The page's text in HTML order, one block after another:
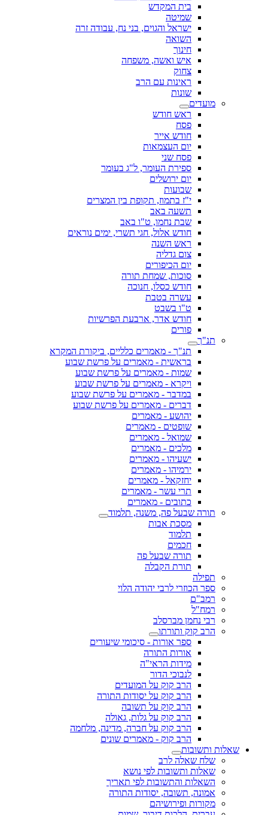
בית המקדש
שמיטה
ישראל והגוים, בני נח, עבודה זרה
השואה
חינוך
איש ואשה, משפחה
צחוק
ראינות עם הרב
שונות
מועדים
ראש חודש
פסח
חודש אייר
יום העצמאות
פסח שני
ספירת העומר, ל"ג בעומר
יום ירושלים
שבועות
י"ז בתמוז, תקופת בין המצרים
תשעה באב
שבת נחמו, ט"ו באב
חודש אלול, חגי תשרי, ימים נוראים
ראש השנה
צום גדליה
יום הכיפורים
סוכות, שמחת תורה
חודש כסלו, חנוכה
עשרה בטבת
ט"ו בשבט
חודש אדר, ארבעת הפרשיות
פורים
תנ"ך
תנ"ך - מאמרים כלליים, ביקורת המקרא
בראשית - מאמרים על פרשת שבוע
שמות - מאמרים על פרשת שבוע
ויקרא - מאמרים על פרשת שבוע
במדבר - מאמרים על פרשת שבוע
דברים - מאמרים על פרשת שבוע
יהושע - מאמרים
שופטים - מאמרים
שמואל - מאמרים
מלכים - מאמרים
ישעיהו - מאמרים
ירמיהו - מאמרים
יחזקאל - מאמרים
תרי עשר - מאמרים
כתובים - מאמרים
תורה שבעל פה, משנה, תלמוד
מסכת אבות
תלמוד
חכמים
תורה שבעל פה
תורת הקבלה
תפילה
ספר הכוזרי לרבי יהודה הלוי
רמב"ם
רמח"ל
רבי נחמן מברסלב
הרב קוק ותורתו
ספר אורות - סיכומי שיעורים
אורות התורה
מידות הראי"ה
לנבוכי הדור
הרב קוק על המועדים
הרב קוק על יסודות התורה
הרב קוק על תשובה
הרב קוק על גלות, גאולה
הרב קוק על חברה, מדינה, מלחמה
הרב קוק - מאמרים שונים
שאלות ותשובות
שלח שאלה לרב
שאלות ותשובות לפי נושא
השאלות והתשובות לפי תאריך
אמונה, תשובה, יסודות התורה
מקורות ופירושיהם